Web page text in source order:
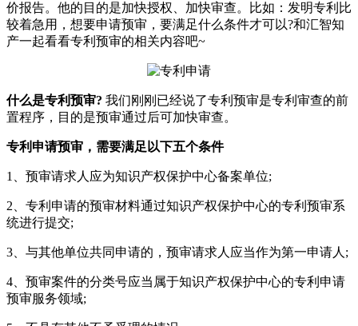
价报告。他的目的是加快授权、加快审查。比如：发明专利比
较着急用，想要申请预审，要满足什么条件才可以?和汇智知
产一起看看专利预审的相关内容吧~
什么是专利预审? 我们刚刚已经说了专利预审是专利审查的前
置程序，目的是预审通过后可加快审查。
专利申请预审，需要满足以下五个条件
1、预审请求人应为知识产权保护中心备案单位;
2、专利申请的预审材料通过知识产权保护中心的专利预审系
统进行提交;
3、与其他单位共同申请的，预审请求人应当作为第一申请人;
4、预审案件的分类号应当属于知识产权保护中心的专利申请
预审服务领域;